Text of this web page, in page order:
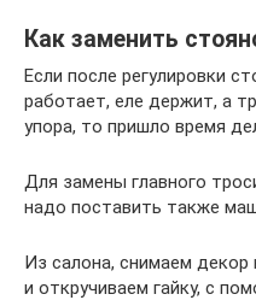
Как заменить
Если после регулировки
работает, еле держит, а
упора, то пришло время
Для замены главного
надо поставить также
Из салона, снимаем декор
и откручиваем гайку, с